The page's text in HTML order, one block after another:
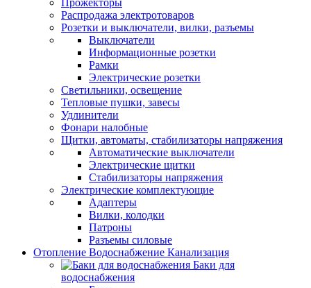
Прожекторы
Распродажа электротоваров
Розетки и выключатели, вилки, разъемы
Выключатели
Информационные розетки
Рамки
Электрические розетки
Светильники, освещение
Тепловые пушки, завесы
Удлинители
Фонари налобные
Щитки, автоматы, стабилизаторы напряжения
Автоматические выключатели
Электрические щитки
Стабилизаторы напряжения
Электрические комплектующие
Адаптеры
Вилки, колодки
Патроны
Разъемы силовые
Отопление Водоснабжение Канализация
Баки для
водоснабжения